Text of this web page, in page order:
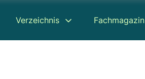
Verzeichnis Fachmagazin